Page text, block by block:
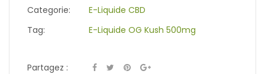
Categorie:
E-Liquide CBD
Tag:
E-Liquide OG Kush 500mg
Partagez :